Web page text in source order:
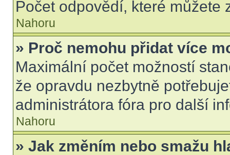
Počet odpovědí, které můžete
Nahoru
» Proč nemohu přidat více
Maximální počet možností
že opravdu nezbytně
administrátora fóra pro další
Nahoru
» Jak změním nebo smažu